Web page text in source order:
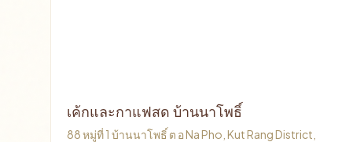
เค้กและกาแฟสด บ้านนาโพธิ์
88 หมู่ที่ 1 บ้านนาโพธิ์ ต อ Na Pho, Kut Rang District,